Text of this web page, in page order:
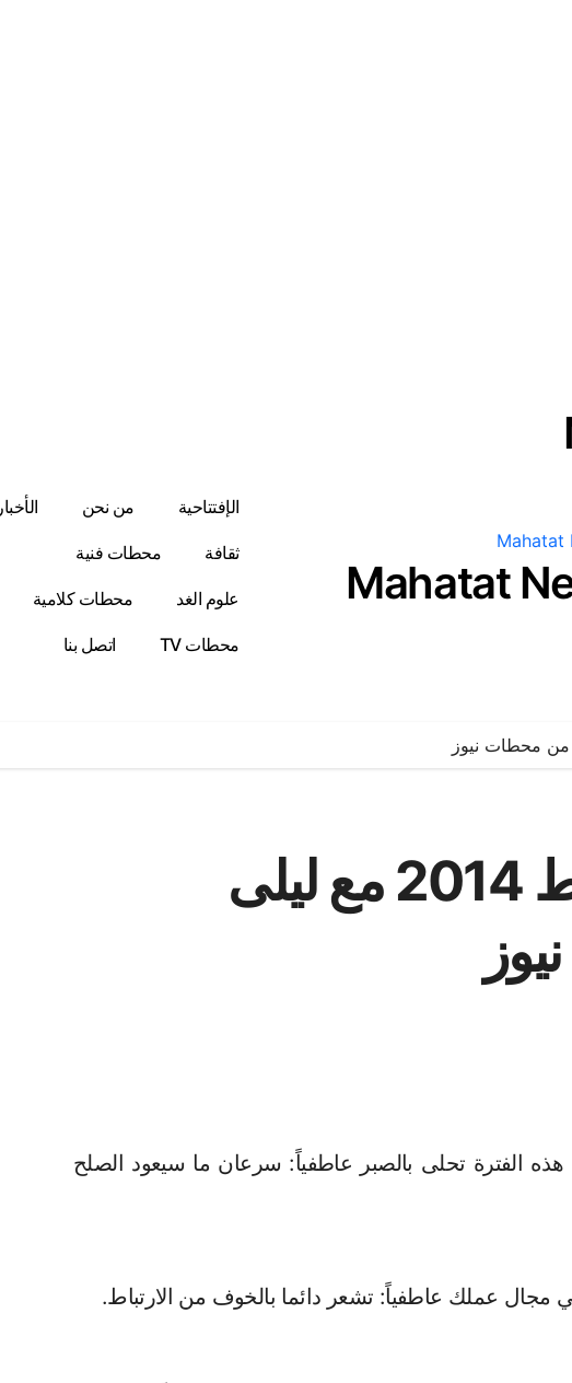
Mahatat
الإفتتاحية من نحن الأخبار
ثقافة محطات فنية
علوم الغد محطات كلامية
محطات TV اتصل بنا
ابراج الاثنين 10 شباط 2014 مع ليلى
هذه الفترة تحلى بالصبر عاطفياً: سرعان ما سيعود الصلح
عملك عاطفياً: تشعر دائما بالخوف من الارتباط.